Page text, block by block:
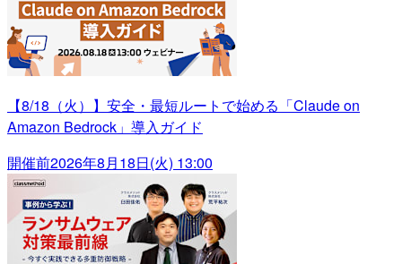
【8/18（火）】安全・最短ルートで始める「Claude on
Amazon Bedrock」導入ガイド
開催前2026年8月18日(火) 13:00